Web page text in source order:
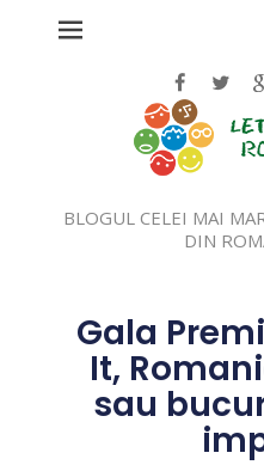
BLOGUL CELEI MAI
DIN
Gala
It,
sau